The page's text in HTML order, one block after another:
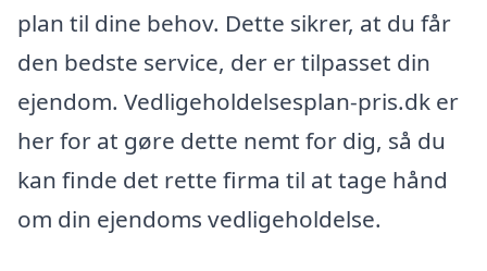
plan til dine behov. Dette sikrer, at du får
den bedste service, der er tilpasset din
ejendom. Vedligeholdelsesplan-pris.dk er
her for at gøre dette nemt for dig, så du
kan finde det rette firma til at tage hånd
om din ejendoms vedligeholdelse.